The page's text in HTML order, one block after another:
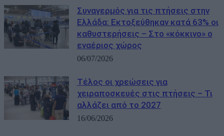
Συναγερμός για τις πτήσεις στην
Ελλάδα: Εκτοξεύθηκαν κατά 63% οι
καθυστερήσεις – Στο «κόκκινο» ο
εναέριος χώρος
06/07/2026
Τέλος οι χρεώσεις για
χειραποσκευές στις πτήσεις – Τι
αλλάζει από το 2027
16/06/2026